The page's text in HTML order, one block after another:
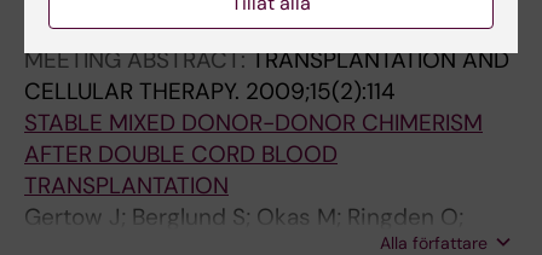
Uzunel M; Ringden O; Mattsson J; Ublin M
MEETING ABSTRACT:TRANSPLANTATION AND
CELLULAR THERAPY. 2009;15(2):114
STABLE MIXED DONOR-DONOR CHIMERISM
AFTER DOUBLE CORD BLOOD
TRANSPLANTATION
Gertow J; Berglund S; Okas M; Ringden O;
Alla författare